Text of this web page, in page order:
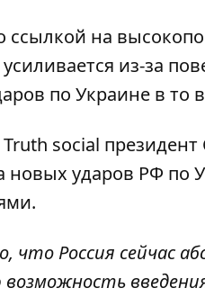
ссылкой на
из-за
по Украине в то
Truth social
новых ударов РФ по
что Россия сейчас